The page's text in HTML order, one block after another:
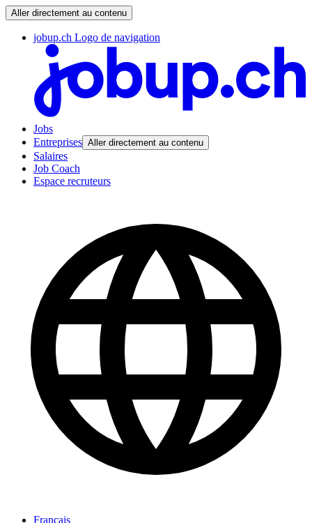
Aller directement au contenu
jobup.ch Logo de navigation
Jobs
Entreprises Aller directement au contenu
Salaires
Job Coach
Espace recruteurs
Français